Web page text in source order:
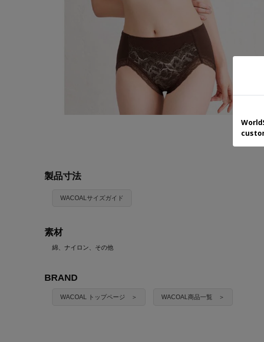
製品寸法
WACOALサイズガイド
素材
綿、ナイロン、その他
BRAND
WACOAL トップページ ＞ WACOAL商品一覧 ＞